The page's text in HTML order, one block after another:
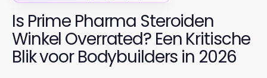
Is Prime Pharma Steroiden
Winkel Overrated? Een Kritische
Blik voor Bodybuilders in 2026